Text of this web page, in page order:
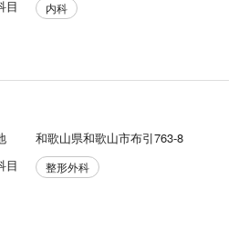
目
内科
和歌山県和歌山市布引763-8
目
整形外科